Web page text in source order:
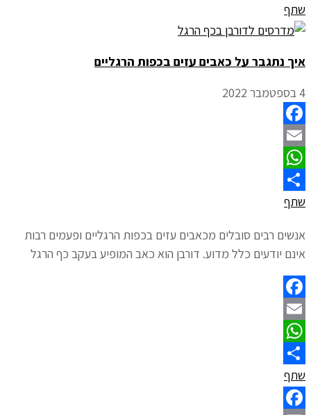
שתף
איך נתגבר על כאבים עזים בכפות הרגליים
4 בספטמבר 2022
Facebook
Email
WhatsApp
שתף
אנשים רבים סובלים מכאבים עזים בכפות הרגליים ופעמים רבות
אינם יודעים כלל מדוע. דורבן הוא כאב המופיע בעקב כף הרגל
Facebook
Email
WhatsApp
שתף